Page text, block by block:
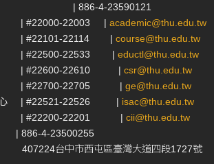
| 886-4-23590121
| #22000-22003 | academic@thu.edu.tw
| #22101-22114 | course@thu.edu.tw
| #22500-22533 | eductl@thu.edu.tw
| #22600-22610 | csr@thu.edu.tw
| #22700-22705 | ge@thu.edu.tw
| #22521-22526 | isac@thu.edu.tw
| #22200-22201 | cii@thu.edu.tw
| 886-4-23500255
407224台中市西屯區臺灣大道四段1727號